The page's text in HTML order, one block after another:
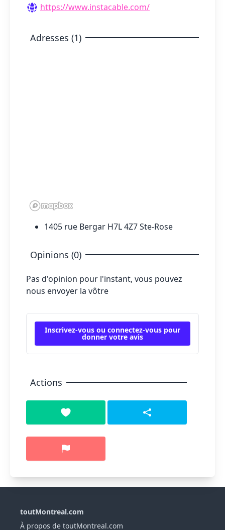
https://www.instacable.com/
Adresses (1)
1405 rue Bergar H7L 4Z7 Ste-Rose
Opinions (0)
Pas d'opinion pour l'instant, vous pouvez
nous envoyer la vôtre
Inscrivez-vous ou connectez-vous pour
donner votre avis
Actions
toutMontreal.com
À propos de toutMontreal.com